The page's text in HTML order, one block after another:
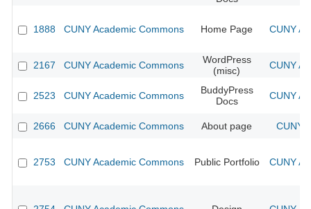
1888 CUNY Academic Commons Home Page CUNY
2167 CUNY Academic Commons
WordPress
(misc)
CUNY
2523 CUNY Academic Commons
BuddyPress
Docs
CUNY
2666 CUNY Academic Commons About page CUNY
2753 CUNY Academic Commons Public Portfolio CUNY